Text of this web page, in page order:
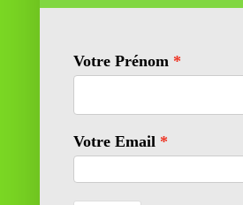
11 rue Richelieu
69100 VILLEURBANNE
Contactez-nous